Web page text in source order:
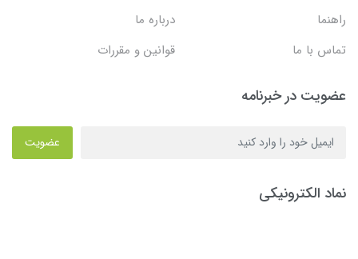
راهنما
درباره ما
تماس با ما
قوانین و مقررات
عضویت در خبرنامه
عضویت
نماد الکترونیکی